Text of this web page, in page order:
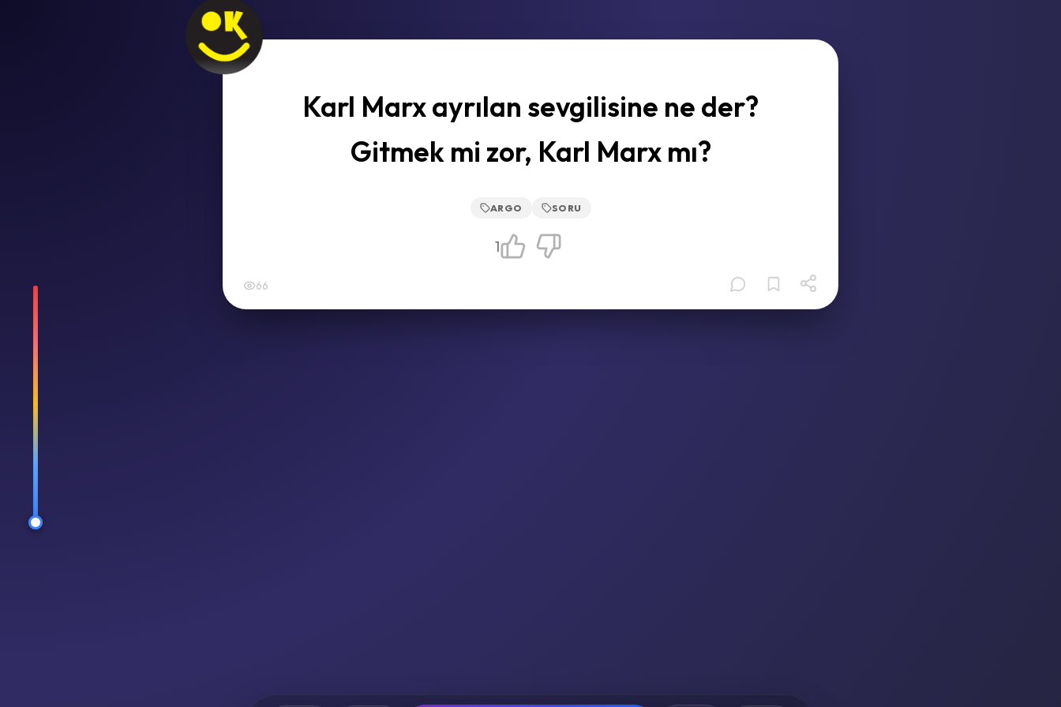
Karl Marx ayrılan sevgilisine ne der?
Gitmek mi zor, Karl Marx mı?
ARGO SORU
66
1